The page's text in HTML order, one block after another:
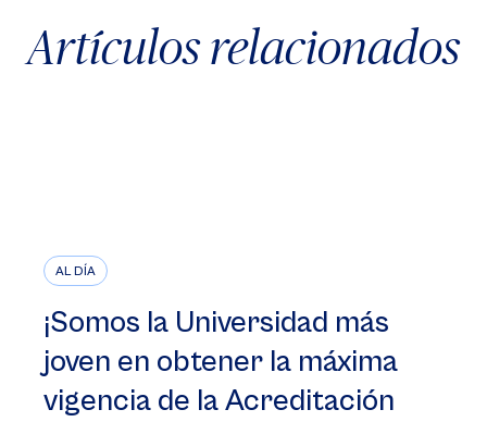
Artículos relacionados
AL DÍA
¡Somos la Universidad más
joven en obtener la máxima
vigencia de la Acreditación